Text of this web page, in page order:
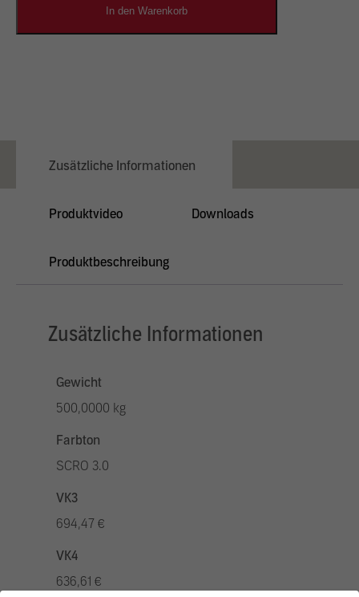
In den Warenkorb
Zusätzliche Informationen
Produktvideo Downloads
Produktbeschreibung
Zusätzliche Informationen
Gewicht
500,0000 kg
Farbton
SCRO 3.0
VK3
694,47 €
VK4
636,61 €